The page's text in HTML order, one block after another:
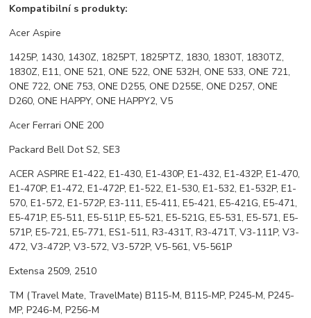
Kompatibilní s produkty:
Acer Aspire
1425P, 1430, 1430Z, 1825PT, 1825PTZ, 1830, 1830T, 1830TZ,
1830Z, E11, ONE 521, ONE 522, ONE 532H, ONE 533, ONE 721,
ONE 722, ONE 753, ONE D255, ONE D255E, ONE D257, ONE
D260, ONE HAPPY, ONE HAPPY2, V5
Acer Ferrari ONE 200
Packard Bell Dot S2, SE3
ACER ASPIRE E1-422, E1-430, E1-430P, E1-432, E1-432P, E1-470,
E1-470P, E1-472, E1-472P, E1-522, E1-530, E1-532, E1-532P, E1-
570, E1-572, E1-572P, E3-111, E5-411, E5-421, E5-421G, E5-471,
E5-471P, E5-511, E5-511P, E5-521, E5-521G, E5-531, E5-571, E5-
571P, E5-721, E5-771, ES1-511, R3-431T, R3-471T, V3-111P, V3-
472, V3-472P, V3-572, V3-572P, V5-561, V5-561P
Extensa 2509, 2510
TM (Travel Mate, TravelMate) B115-M, B115-MP, P245-M, P245-
MP, P246-M, P256-M